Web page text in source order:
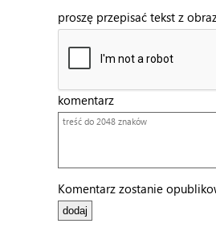
proszę przepisać tekst z
komentarz
Komentarz zostanie